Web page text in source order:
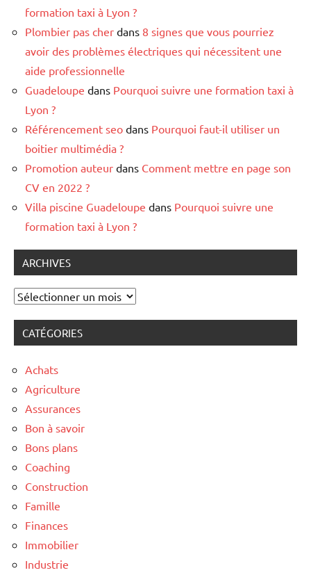
formation taxi à Lyon ?
Plombier pas cher dans 8 signes que vous pourriez
avoir des problèmes électriques qui nécessitent une
aide professionnelle
Guadeloupe dans Pourquoi suivre une formation taxi à
Lyon ?
Référencement seo dans Pourquoi faut-il utiliser un
boitier multimédia ?
Promotion auteur dans Comment mettre en page son
CV en 2022 ?
Villa piscine Guadeloupe dans Pourquoi suivre une
formation taxi à Lyon ?
ARCHIVES
Archives
CATÉGORIES
Achats
Agriculture
Assurances
Bon à savoir
Bons plans
Coaching
Construction
Famille
Finances
Immobilier
Industrie